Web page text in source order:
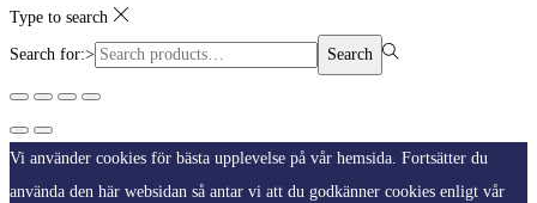
Type to search
Search for:> Search
Vi använder cookies för bästa upplevelse på vår hemsida. Fortsätter du
använda den här websidan så antar vi att du godkänner cookies enligt vår